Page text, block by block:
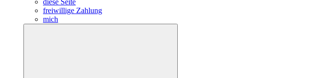
diese Seite
freiwillige Zahlung
mich